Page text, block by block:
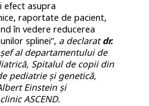
efect asupra
raportate de pacient,
în vedere reducerea
splinei”, a declaratdr.
al departamentului de
Spitalul de copii din
pediatrie și genetică,
Einstein și
ASCEND.